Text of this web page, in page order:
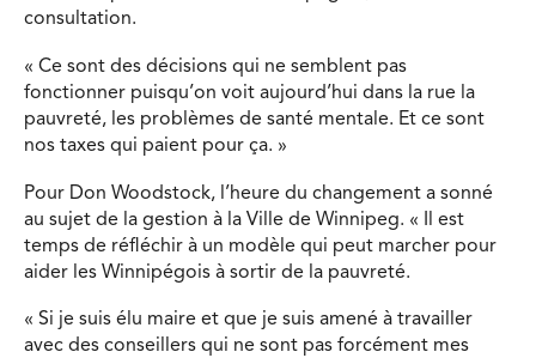
consultation.
« Ce sont des décisions qui ne semblent pas
fonctionner puisqu’on voit aujourd’hui dans la rue la
pauvreté, les problèmes de santé mentale. Et ce sont
nos taxes qui paient pour ça. »
Pour Don Woodstock, l’heure du changement a sonné
au sujet de la gestion à la Ville de Winnipeg. « Il est
temps de réfléchir à un modèle qui peut marcher pour
aider les Winnipégois à sortir de la pauvreté.
« Si je suis élu maire et que je suis amené à travailler
avec des conseillers qui ne sont pas forcément mes